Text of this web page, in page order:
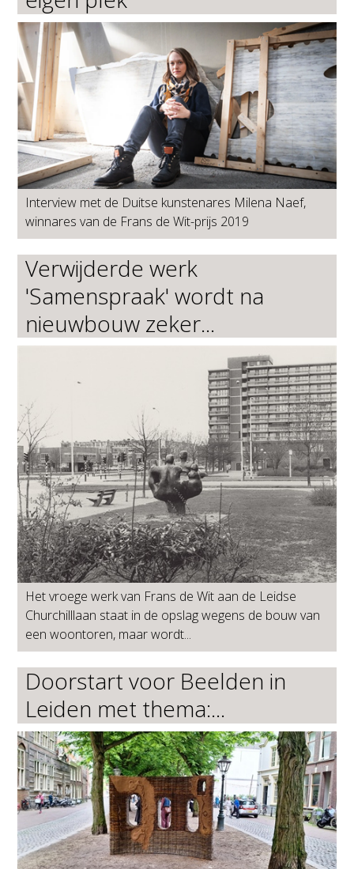
Interview met de Duitse kunstenares Milena Naef,
winnares van de Frans de Wit-prijs 2019
Verwijderde werk
'Samenspraak' wordt na
nieuwbouw zeker...
Het vroege werk van Frans de Wit aan de Leidse
Churchilllaan staat in de opslag wegens de bouw van
een woontoren, maar wordt...
Doorstart voor Beelden in
Leiden met thema:...